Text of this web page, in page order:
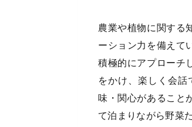
農業や植物に関する
ーション力を備えて
積極的にアプローチ
をかけ、楽しく会
味・関心があること
て泊まりながら野菜